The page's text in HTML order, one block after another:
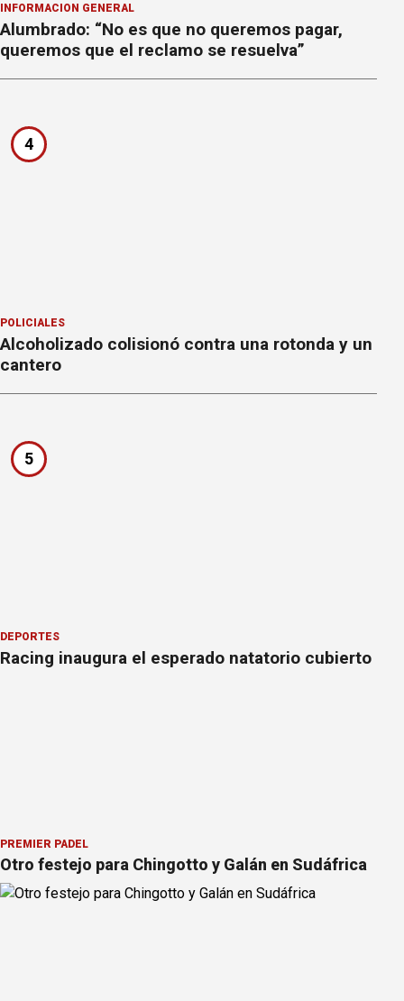
INFORMACION GENERAL
Alumbrado: “No es que no queremos pagar,
queremos que el reclamo se resuelva”
4
POLICIALES
Alcoholizado colisionó contra una rotonda y un
cantero
5
DEPORTES
Racing inaugura el esperado natatorio cubierto
PREMIER PÁDEL
Otro festejo para Chingotto y Galán en Sudáfrica